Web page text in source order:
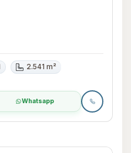
2.541 m²
Whatsapp